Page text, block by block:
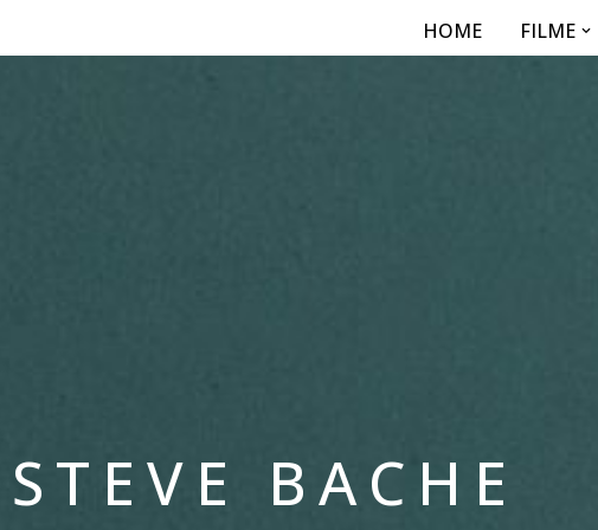
HOME FILME
STEVE BACHE